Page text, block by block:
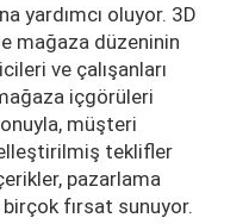
yardımcı oluyor. 3D
mağaza düzeninin
ve çalışanları
içgörüleri
müşteri
teklifler
pazarlama
fırsat sunuyor.